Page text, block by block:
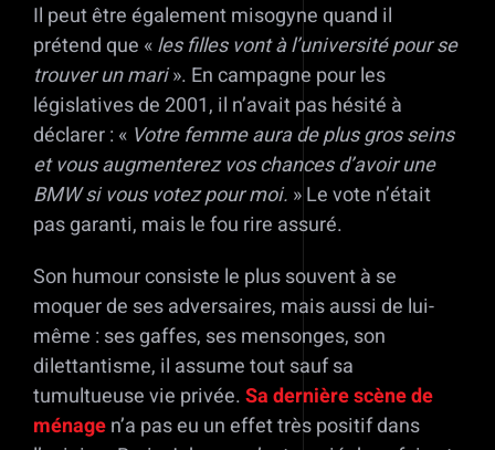
Il peut être également misogyne quand il
prétend que «les filles vont à l’université pour se
trouver un mari». En campagne pour les
législatives de 2001, il n’avait pas hésité à
déclarer : « Votre femme aura de plus gros seins
et vous augmenterez vos chances d’avoir une
BMW si vous votez pour moi. » Le vote n’était
pas garanti, mais le fou rire assuré.
Son humour consiste le plus souvent à se
moquer de ses adversaires, mais aussi de lui-
même : ses gaffes, ses mensonges, son
dilettantisme, il assume tout sauf sa
tumultueuse vie privée.Sa dernière scène de
ménagen’a pas eu un effet très positif dans